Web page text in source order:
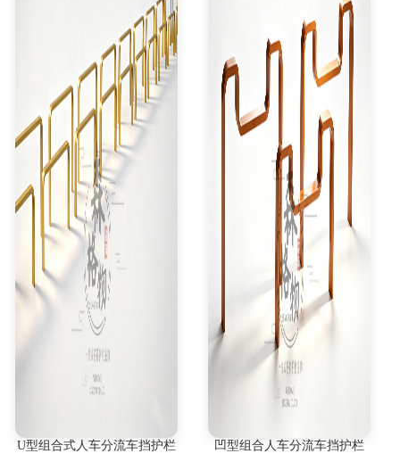
U型组合式人车分流车挡护栏 凹型组合人车分流车挡护栏